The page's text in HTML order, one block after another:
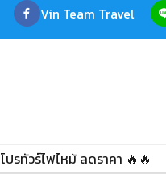
Vin Team Travel
โปรทัวร์ไฟไหม้ ลดราคา 🔥🔥